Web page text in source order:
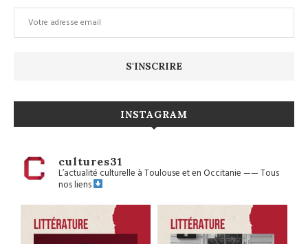
INSTAGRAM
cultures31
L’actualité culturelle à Toulouse et en Occitanie——Tous
nos liens